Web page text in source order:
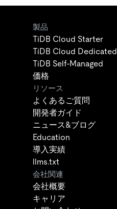
製品
TiDB Cloud Starter
TiDB Cloud Dedicated
TiDB Self-Managed
価格
リソース
よくあるご質問
開発者ガイド
ニュース&ブログ
Education
導入実績
llms.txt
会社関連
会社概要
キャリア